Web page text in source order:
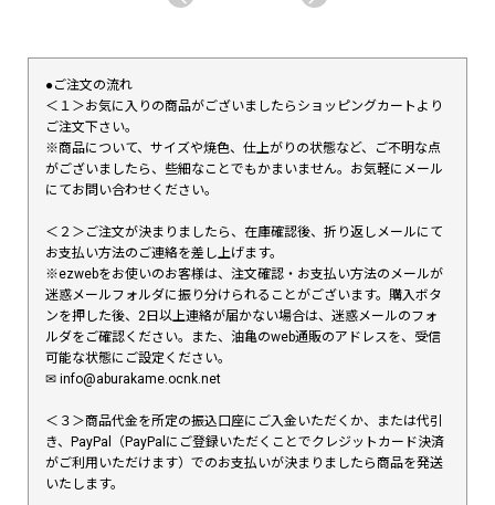
●ご注文の流れ
＜１＞お気に入りの商品がございましたらショッピングカートより
ご注文下さい。
※商品について、サイズや焼色、仕上がりの状態など、ご不明な点
がございましたら、些細なことでもかまいません。お気軽にメール
にてお問い合わせください。
＜２＞ご注文が決まりましたら、在庫確認後、折り返しメールにて
お支払い方法のご連絡を差し上げます。
※ezwebをお使いのお客様は、注文確認・お支払い方法のメールが
迷惑メールフォルダに振り分けられることがございます。購入ボタ
ンを押した後、2日以上連絡が届かない場合は、迷惑メールのフォ
ルダをご確認ください。また、油亀のweb通販のアドレスを、受信
可能な状態にご設定ください。
✉︎ info@aburakame.ocnk.net
＜３＞商品代金を所定の振込口座にご入金いただくか、または代引
き、PayPal（PayPalにご登録いただくことでクレジットカード決済
がご利用いただけます）でのお支払いが決まりましたら商品を発送
いたします。